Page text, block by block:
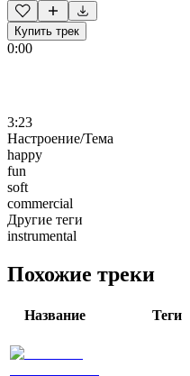
Купить трек
0:00
3:23
Настроение/Тема
happy
fun
soft
commercial
Другие теги
instrumental
Похожие треки
Название Теги